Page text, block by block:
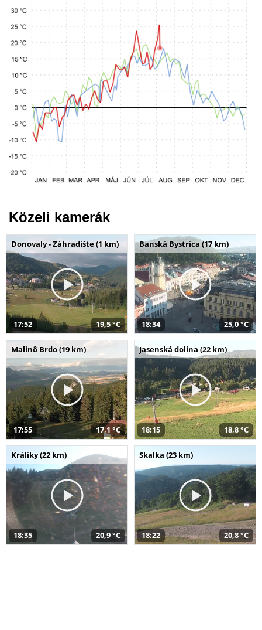
Közeli kamerák
Donovaly - Záhradište (1 km)
17:52 19,5 °C
Banská Bystrica (17 km)
18:34 25,0 °C
Malinô Brdo (19 km)
17:55 17,1 °C
Jasenská dolina (22 km)
18:15 18,8 °C
Králiky (22 km)
18:35 20,9 °C
Skalka (23 km)
18:22 20,8 °C